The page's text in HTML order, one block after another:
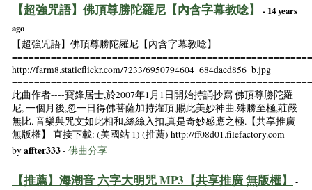
【超強咒語】佛頂尊勝陀羅尼【內含字幕教唸】
- 14 years
ago
【超強咒語】佛頂尊勝陀羅尼【內含字幕教唸】
http://farm8.staticflickr.com/7233/6950794604_684daed856_b.jpg
此曲作者----寶鋒居士,於2007年1月1日開始持誦抄寫 佛頂尊勝陀羅
尼, 一個月後,忽一日得佛菩薩加持灌頂,賜此美妙神曲.殊勝至極,莊嚴
無比. 音樂與咒文如此相和,絲絲入扣,真是奇妙感應之極.【共享推廣
無版權】 直接下載: (美國站 1) (推薦) http://ff08d01.filefactory.com
byaffter333- 佛曲分享
【推薦】海潮音 六字大明咒 MP3【共享推廣 無版權】 -